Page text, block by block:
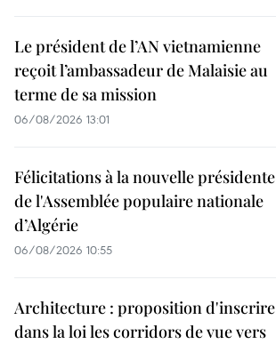
Le président de l’AN vietnamienne
reçoit l’ambassadeur de Malaisie au
terme de sa mission
06/08/2026 13:01
Félicitations à la nouvelle présidente
de l'Assemblée populaire nationale
d’Algérie
06/08/2026 10:55
Architecture : proposition d'inscrire
dans la loi les corridors de vue vers